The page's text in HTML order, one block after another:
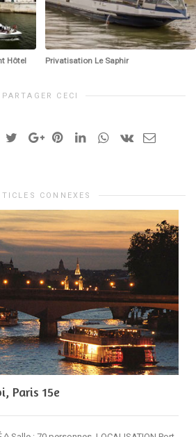
Hôtel Privatisation Le Saphir
PARTAGER CECI
CONNEXES
Paris 15e